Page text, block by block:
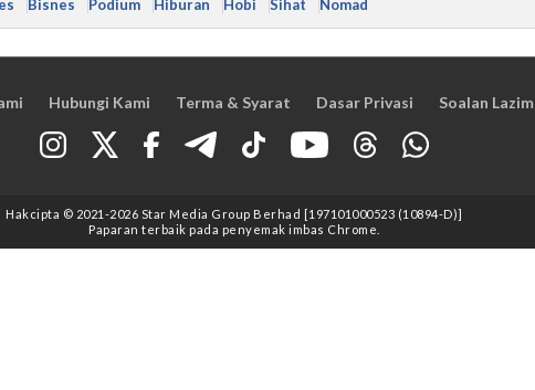
Bisnes Podium Hiburan Hobi Sihat Nomad
Hubungi Kami Terma & Syarat Dasar Privasi Soalan Lazim
Hakcipta © 2021 -2026 Star Media Group Berhad [197101000523 (10894-D)]
Paparan terbaik pada penyemak imbas Chrome.